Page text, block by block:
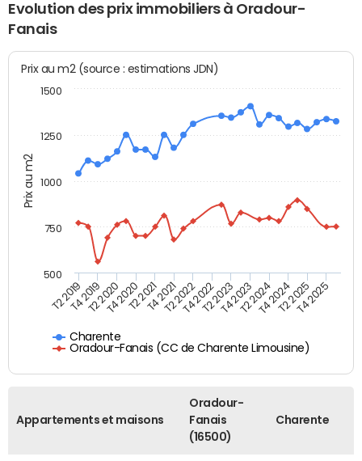
Evolution des prix immobiliers à Oradour-
Fanais
Prix au m2
Prix au m2 (source : estimations JDN)
Charente
Oradour-Fanais (CC de Charente Limousine)
T2 2019T4 2019T2 2020T4 2020T2 2021T4 2021T2 2022T4 2022T2 2023T4 2023T2 2024T4 2024T2 2025T4 2025
500
750
1000
1250
1500
Appartements et maisons
Oradour-
Fanais
(16500)
Charente